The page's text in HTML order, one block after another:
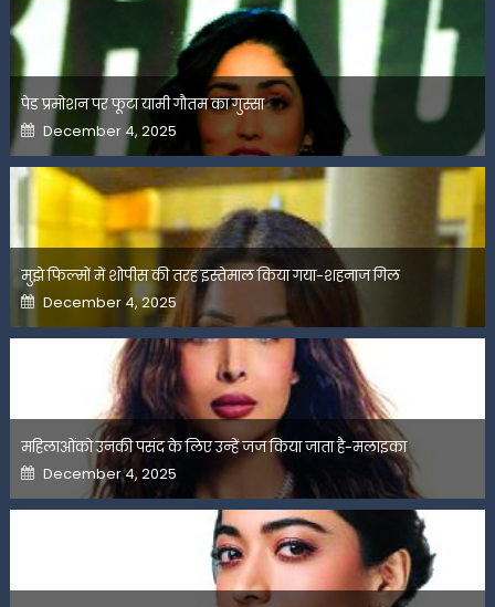
पेड प्रमोशन पर फूटा यामी गौतम का गुस्सा
Posted
on
December 4, 2025
मुझे फिल्मों में शोपीस की तरह इस्तेमाल किया गया-शहनाज गिल
Posted
on
December 4, 2025
महिलाओंको उनकी पसंद के लिए उन्हें जज किया जाता है-मलाइका
Posted
on
December 4, 2025